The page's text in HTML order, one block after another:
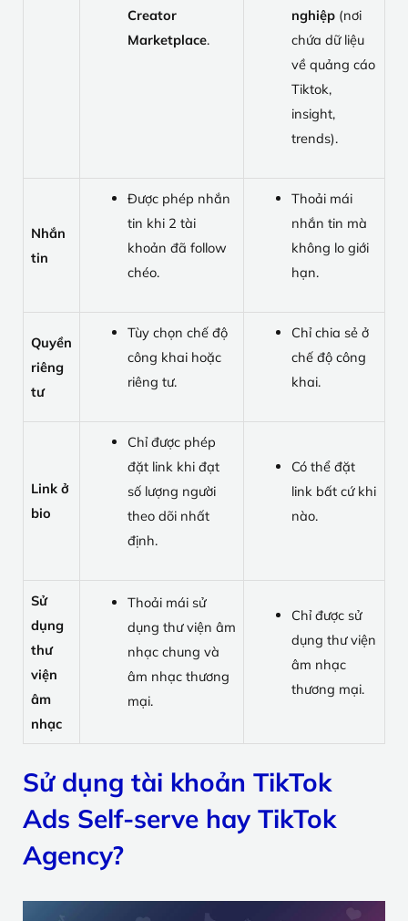
Creator
Marketplace.
nghiệp(nơi
chứa dữ liệu
về quảng cáo
Tiktok,
insight,
trends).
Nhắn
tin
Được phép nhắn
tin khi 2 tài
khoản đã follow
chéo.
Thoải mái
nhắn tin mà
không lo giới
hạn.
Quyền
riêng
tư
Tùy chọn chế độ
công khai hoặc
riêng tư.
Chỉ chia sẻ ở
chế độ công
khai.
Link ở
bio
Chỉ được phép
đặt link khi đạt
số lượng người
theo dõi nhất
định.
Có thể đặt
link bất cứ khi
nào.
Sử
dụng
thư
viện
âm
nhạc
Thoải mái sử
dụng thư viện âm
nhạc chung và
âm nhạc thương
mại.
Chỉ được sử
dụng thư viện
âm nhạc
thương mại.
Sử dụng tài khoản TikTok
Ads Self-serve hay TikTok
Agency?